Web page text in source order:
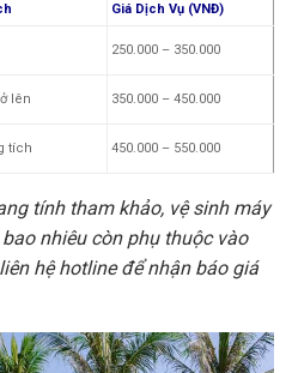
Giá Dịch Vụ (VNĐ)
250.000 – 350.000
lên 350.000 – 450.000
tích 450.000 – 550.000
tính tham khảo, vệ sinh máy
nhiêu còn phụ thuộc vào
hệ hotline để nhận báo giá